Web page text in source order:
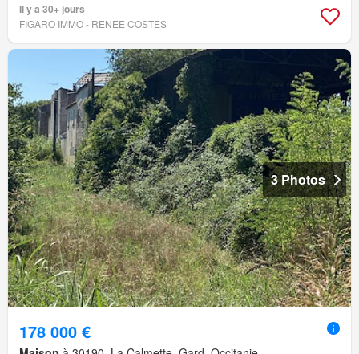
Il y a 30+ jours
FIGARO IMMO - RENEE COSTES
3 Photos
178 000 €